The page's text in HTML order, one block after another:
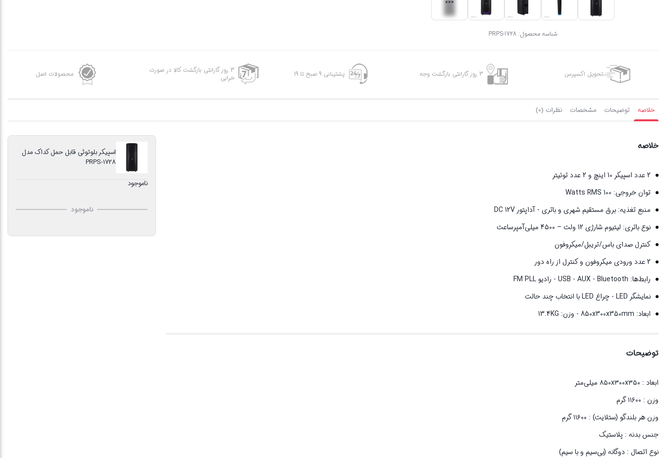
شناسه محصول:PRPS-1728
تحویل اکسپرس 3 روز گارانتی بازگشت وجه پشتیبانی 9 صبح تا 19
3 روز گارانتی بازگشت کالا در صورت
خرابی
محصولات اصل
خلاصه توضیحات مشخصات نظرات (0)
خلاصه
2 عدد اسپیکر 10 اینچ و 2 عدد توئیتر
توان خروجی: 100 Watts RMS
منبع تغذیه: برق مستقیم شهری و باتری - آداپتور DC 12V
نوع باتری: لیتیوم شارژی 12 ولت – 4500 میلی‌آمپرساعت
کنترل صدای باس/تریبل/میکروفون
2 عدد ورودی میکروفون و کنترل از راه دور
رابط‌ها: USB - AUX - Bluetooth - رادیو FM PLL
نمایشگر LED - چراغ LED با انتخاب چند حالت
ابعاد: 850x300x350mm - وزن: 13.4KG
توضیحات
ابعاد : ۸۵۰x۳۰۰x۳۵۰ میلی‌متر
وزن : ۱۱۶۰۰ گرم
وزن هر بلندگو (ستلایت) : ۱۱۶۰۰ گرم
جنس بدنه : پلاستیک
نوع اتصال : دوگانه (بی‌سیم و با سیم)
اسپیکر بلوتوثی قابل حمل کداک مدل
PRPS-1728
ناموجود
ناموجود